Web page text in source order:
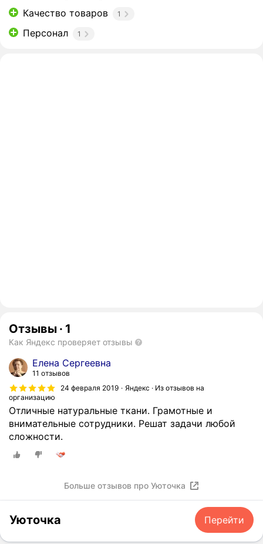
Качество товаров 1
Персонал 1
Отзывы · 1
Как Яндекс проверяет отзывы
Елена Сергеевна
11 отзывов
24 февраля 2019
Яндекс · Из отзывов на
организацию
Отличные натуральные ткани. Грамотные и
внимательные сотрудники. Решат задачи любой
сложности.
Больше отзывов про Уюточка
Уюточка Перейти